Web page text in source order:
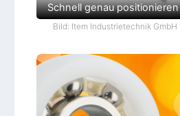
Schnell genau positionieren
Bild: Item Industrietechnik GmbH